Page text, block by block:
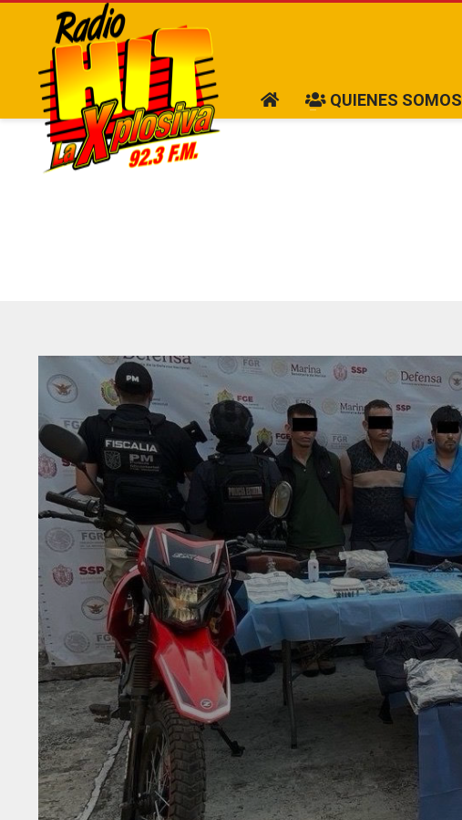
QUIENES SOMOS